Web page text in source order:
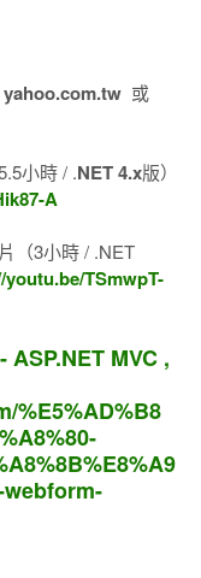
或
小時 / .NET 4.x版）
A
（3小時 / .NET
TSmwpT-
MVC ,
%E5%AD%B8
webform-